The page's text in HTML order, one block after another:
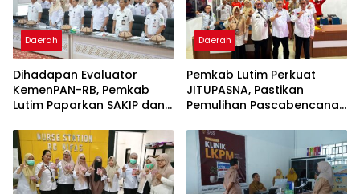
Daerah
Dihadapan Evaluator
KemenPAN-RB, Pemkab
Lutim Paparkan SAKIP dan
Daerah
Pemkab Lutim Perkuat
JITUPASNA, Pastikan
Pemulihan Pascabencana